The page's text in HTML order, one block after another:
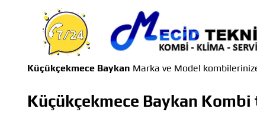
Küçükçekmece Baykan Marka ve Model
Küçükçekmece Baykan